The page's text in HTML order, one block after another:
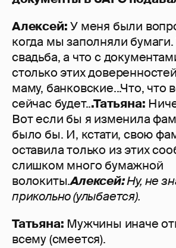
Алексей:У меня были
когда мы заполняли
свадьба, а что с
столько этих
маму, банковские...Что, что
сейчас будет...Татьяна:
Вот если бы я изменила
было бы. И, кстати, свою
оставила только из этих
слишком много бумажной
волокиты.Алексей:Ну, не
прикольно (улыбается).
Татьяна: Мужчины иначе
всему (смеется).